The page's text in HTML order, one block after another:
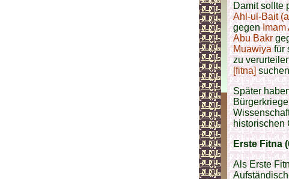
Damit sollte
Ahl-ul-Bait
gegenImam
Abu Bakr
Muawiyafür
zu
[fitna]
Später
historischen
Erste Fitna
Als Erste